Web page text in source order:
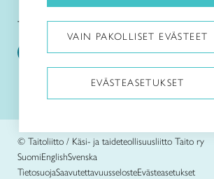
Taitoliitto: Taito-lehti:
© Taitoliitto / Käsi- ja taideteollisuusliitto Taito ry
SuomiEnglishSvenska
TietosuojaSaavutettavuusselosteEvästeasetukset
VAIN PAKOLLISET EVÄSTEET
EVÄSTEASETUKSET